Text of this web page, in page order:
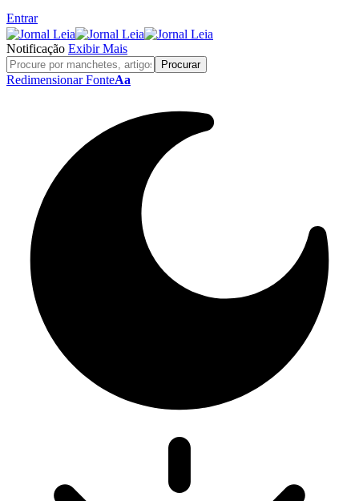
Entrar
Notificação Exibir Mais
Redimensionar FonteAa